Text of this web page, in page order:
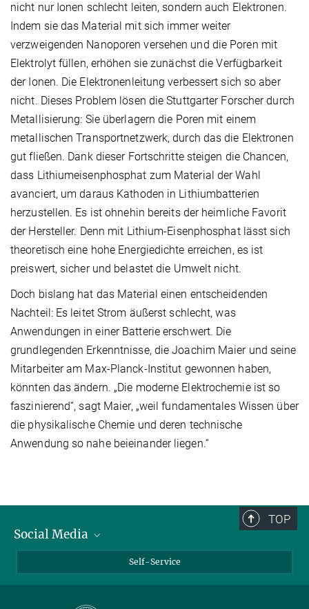
nicht nur Ionen schlecht leiten, sondern auch Elektronen.
Indem sie das Material mit sich immer weiter
verzweigenden Nanoporen versehen und die Poren mit
Elektrolyt füllen, erhöhen sie zunächst die Verfügbarkeit
der Ionen. Die Elektronenleitung verbessert sich so aber
nicht. Dieses Problem lösen die Stuttgarter Forscher durch
Metallisierung: Sie überlagern die Poren mit einem
metallischen Transportnetzwerk, durch das die Elektronen
gut fließen. Dank dieser Fortschritte steigen die Chancen,
dass Lithiumeisenphosphat zum Material der Wahl
avanciert, um daraus Kathoden in Lithiumbatterien
herzustellen. Es ist ohnehin bereits der heimliche Favorit
der Hersteller. Denn mit Lithium-Eisenphosphat lässt sich
theoretisch eine hohe Energiedichte erreichen, es ist
preiswert, sicher und belastet die Umwelt nicht.
Doch bislang hat das Material einen entscheidenden
Nachteil: Es leitet Strom äußerst schlecht, was
Anwendungen in einer Batterie erschwert. Die
grundlegenden Erkenntnisse, die Joachim Maier und seine
Mitarbeiter am Max-Planck-Institut gewonnen haben,
könnten das ändern. „Die moderne Elektrochemie ist so
faszinierend“, sagt Maier, „weil fundamentales Wissen über
die physikalische Chemie und deren technische
Anwendung so nahe beieinander liegen.“
TOP
Social Media
Self-Service